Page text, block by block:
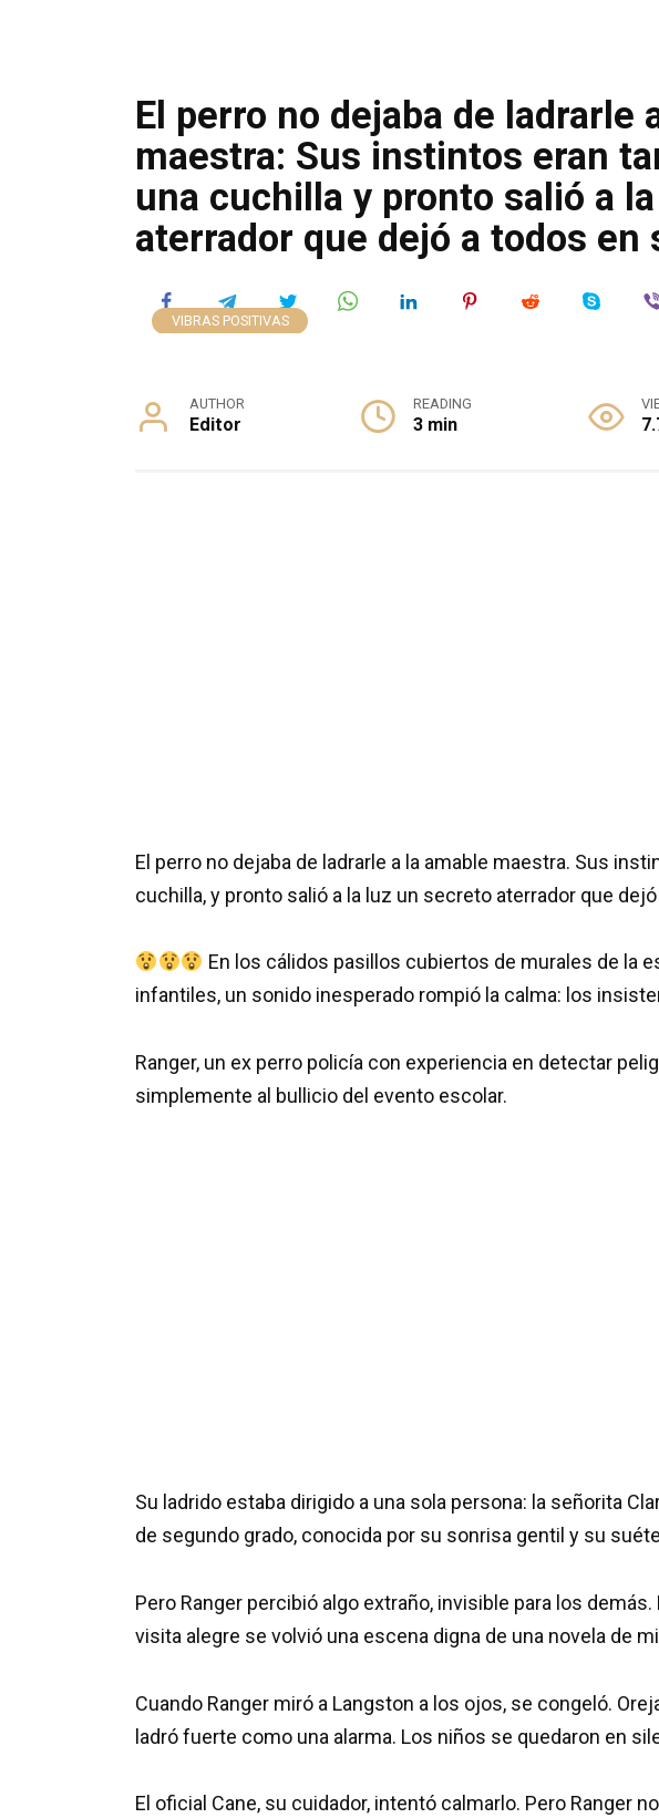
El perro no dejaba de ladrarle
maestra: Sus instintos eran
una cuchilla y pronto salió a
aterrador que dejó a todos en
VIBRAS POSITIVAS
AUTHOR
Editor
READING
3 min
El perro no dejaba de ladrarle a la amable maestra. Sus
cuchilla, y pronto salió a la luz un secreto aterrador que
En los cálidos pasillos cubiertos de murales de la
infantiles, un sonido inesperado rompió la calma: los
Ranger, un ex perro policía con experiencia en detectar
simplemente al bullicio del evento escolar.
Su ladrido estaba dirigido a una sola persona: la señorita
de segundo grado, conocida por su sonrisa gentil y su
Pero Ranger percibió algo extraño, invisible para los
visita alegre se volvió una escena digna de una novela de
Cuando Ranger miró a Langston a los ojos, se congeló.
ladró fuerte como una alarma. Los niños se quedaron en
El oficial Cane, su cuidador, intentó calmarlo. Pero Ranger